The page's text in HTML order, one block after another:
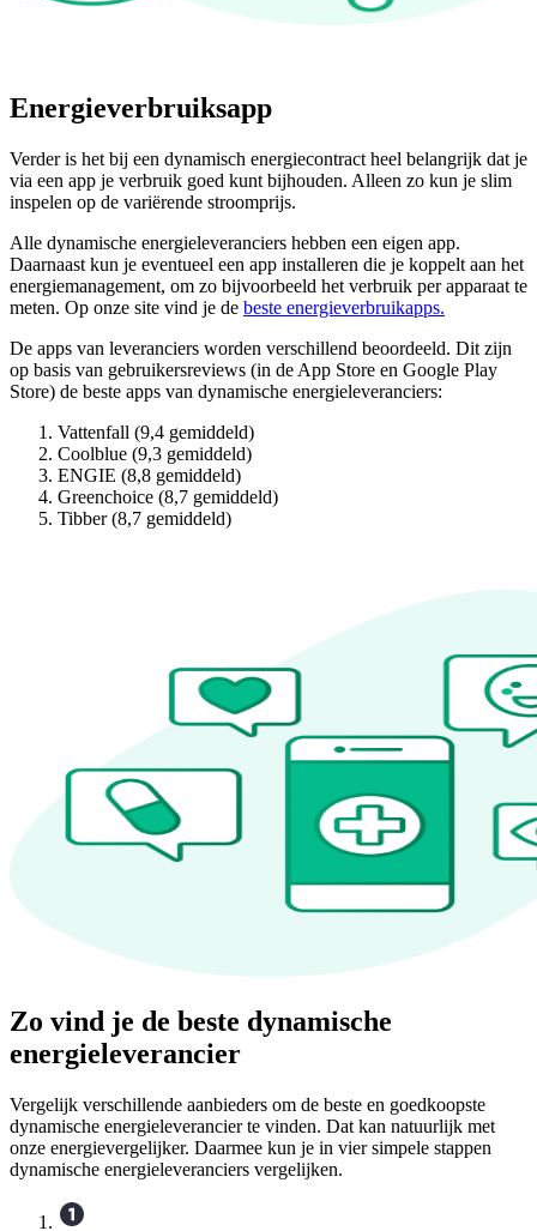
Energieverbruiksapp
Verder is het bij een dynamisch energiecontract heel belangrijk dat je
via een app je verbruik goed kunt bijhouden. Alleen zo kun je slim
inspelen op de variërende stroomprijs.
Alle dynamische energieleveranciers hebben een eigen app.
Daarnaast kun je eventueel een app installeren die je koppelt aan het
energiemanagement, om zo bijvoorbeeld het verbruik per apparaat te
meten. Op onze site vind je de beste energieverbruikapps.
De apps van leveranciers worden verschillend beoordeeld. Dit zijn
op basis van gebruikersreviews (in de App Store en Google Play
Store) de beste apps van dynamische energieleveranciers:
Vattenfall (9,4 gemiddeld)
Coolblue (9,3 gemiddeld)
ENGIE (8,8 gemiddeld)
Greenchoice (8,7 gemiddeld)
Tibber (8,7 gemiddeld)
Zo vind je de beste dynamische
energieleverancier
Vergelijk verschillende aanbieders om de beste en goedkoopste
dynamische energieleverancier te vinden. Dat kan natuurlijk met
onze energievergelijker. Daarmee kun je in vier simpele stappen
dynamische energieleveranciers vergelijken.